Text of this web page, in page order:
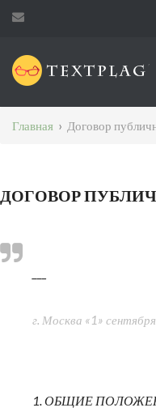
Главная › Договор
ДОГОВОР
г. Москва «1»
1. ОБЩИЕ